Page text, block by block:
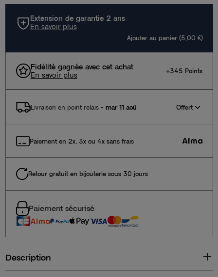
Extension de garantie 2 ans
En savoir plus
Ajouter au panier (5,00 €)
Fidélité gagnée avec cet achat
En savoir plus
+345 Points
Livraison en point relais- mar 11 aoû Offert
Paiement en 2x, 3x ou 4x sans frais
Retour gratuit en bijouterie sous 30 jours
Paiement sécurisé
Description